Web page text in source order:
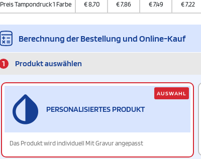
Preis Tampondruck 1 Farbe €8,70 €7,86 €7,49 €7,22
Berechnung der Bestellung und Online-Kauf
1 Produkt auswählen
PERSONALISIERTES PRODUKT
Das Produkt wird individuell Mit Gravur angepasst
AUSWAHL